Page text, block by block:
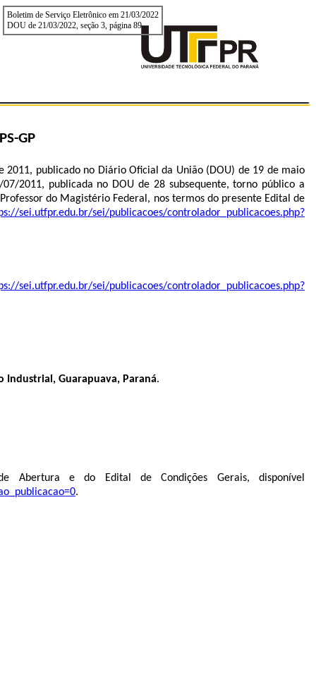
Boletim de Serviço Eletrônico em 21/03/2022
DOU de 21/03/2022, seção 3, página 89
GP
2011, publicado no Diário Oficial da União (DOU) de 19 de maio
2011, publicada no DOU de 28 subsequente, torno público a
do Magistério Federal, nos termos do presente Edital de
sei.utfpr.edu.br/sei/publicacoes/controlador_publicacoes.php?
sei.utfpr.edu.br/sei/publicacoes/controlador_publicacoes.php?
Industrial, Guarapuava, Paraná.
e do Edital de Condições Gerais, disponível
.